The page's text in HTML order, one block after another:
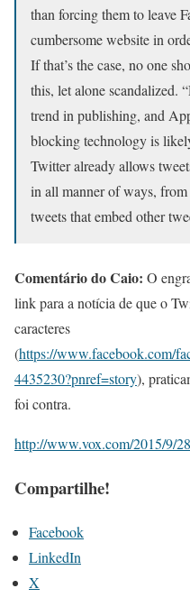
than forcing them to leave
cumbersome website in
If that’s the case, no one
this, let alone scandalized.
trend in publishing, and
blocking technology is
Twitter already allows
in all manner of ways,
tweets that embed other
Comentário do Caio: O
link para a notícia de que o
caracteres
(https://www.facebook.com/
4435230?pnref=story),
foi contra.
http://www.vox.com/2015/9/
Compartilhe!
Facebook
LinkedIn
X